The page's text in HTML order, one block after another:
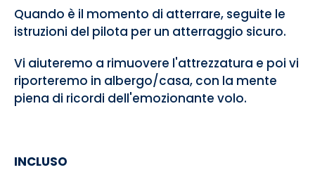
Quando è il momento di atterrare, seguite le
istruzioni del pilota per un atterraggio sicuro.
Vi aiuteremo a rimuovere l'attrezzatura e poi vi
riporteremo in albergo/casa, con la mente
piena di ricordi dell'emozionante volo.
INCLUSO